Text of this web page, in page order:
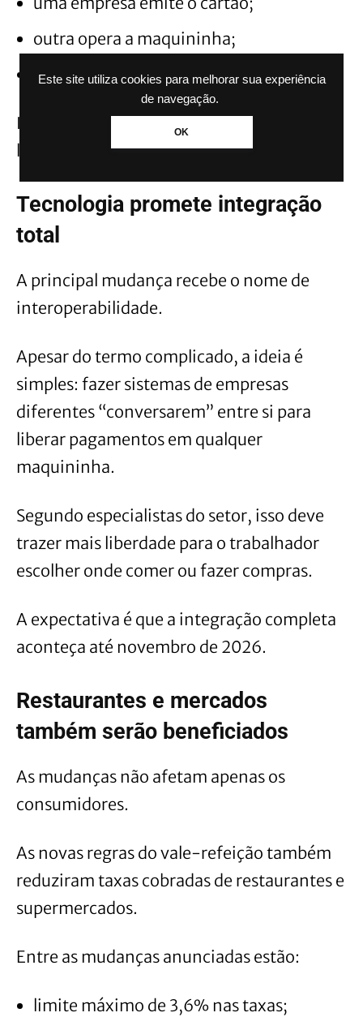
Este site utiliza cookies para melhorar sua experiência
de navegação.
OK
outra opera a maquininha;
e uma terceira processa o pagamento.
Isso aumenta a concorrência e amplia os
locais de aceitação.
Tecnologia promete integração
total
A principal mudança recebe o nome de
interoperabilidade.
Apesar do termo complicado, a ideia é
simples: fazer sistemas de empresas
diferentes “conversarem” entre si para
liberar pagamentos em qualquer
maquininha.
Segundo especialistas do setor, isso deve
trazer mais liberdade para o trabalhador
escolher onde comer ou fazer compras.
A expectativa é que a integração completa
aconteça até novembro de 2026.
Restaurantes e mercados
também serão beneficiados
As mudanças não afetam apenas os
consumidores.
As novas regras do vale-refeição também
reduziram taxas cobradas de restaurantes e
supermercados.
Entre as mudanças anunciadas estão:
limite máximo de 3,6% nas taxas;